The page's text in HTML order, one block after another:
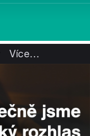
Více…